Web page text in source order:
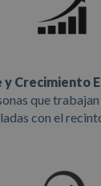
Crecimiento
que
con el